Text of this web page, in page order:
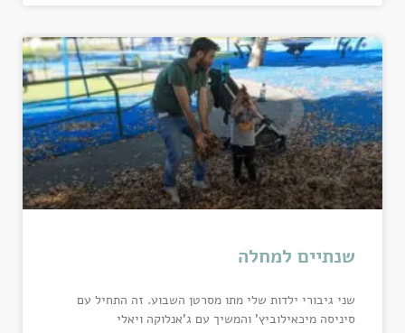
שנתיים למחלה
שני גיבורי ילדות שלי מתו מסרטן השבוע. זה התחיל עם
סיניסה מיכאילוביץ' והמשיך עם ג'אנלוקה ויאלי